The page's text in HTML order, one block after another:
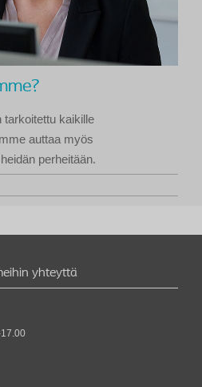
tarkoitettu kaikille
auttaa myös
perheitään.
yhteyttä